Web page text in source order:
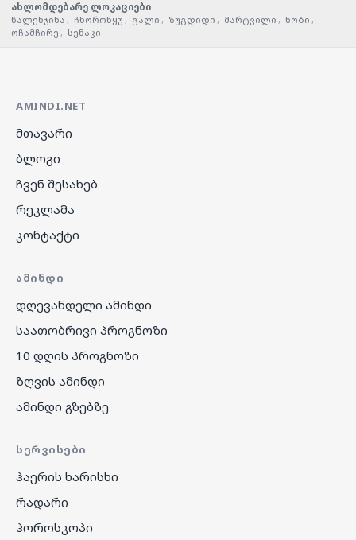
ახლომდებარე ლოკაციები
წალენჯიხა , ჩხოროწყუ , გალი , ზუგდიდი , მარტვილი , ხობი ,
ოჩამჩირე , სენაკი
AMINDI.NET
მთავარი
ბლოგი
ჩვენ შესახებ
რეკლამა
კონტაქტი
ᲐᲛᲘᲜᲓᲘ
დღევანდელი ამინდი
საათობრივი პროგნოზი
10 დღის პროგნოზი
ზღვის ამინდი
ამინდი გზებზე
ᲡᲔᲠᲕᲘᲡᲔᲑᲘ
ჰაერის ხარისხი
რადარი
ჰოროსკოპი